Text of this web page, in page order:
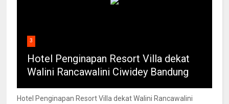
3
Hotel Penginapan Resort Villa dekat
Walini Rancawalini Ciwidey Bandung
Hotel Penginapan Resort Villa dekat Walini Rancawalini